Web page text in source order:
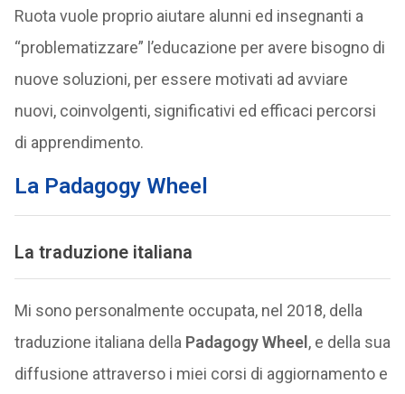
Ruota vuole proprio aiutare alunni ed insegnanti a
“problematizzare” l’educazione per avere bisogno di
nuove soluzioni, per essere motivati ad avviare
nuovi, coinvolgenti, significativi ed efficaci percorsi
di apprendimento.
La Padagogy Wheel
La traduzione italiana
Mi sono personalmente occupata, nel 2018, della
traduzione italiana della Padagogy Wheel, e della sua
diffusione attraverso i miei corsi di aggiornamento e